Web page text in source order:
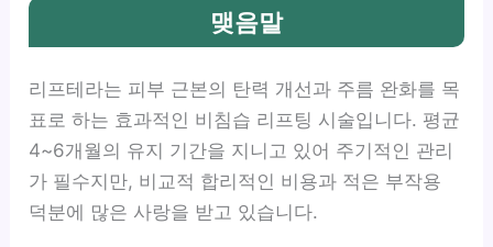
맺음말
리프테라는 피부 근본의 탄력 개선과 주름 완화를 목
표로 하는 효과적인 비침습 리프팅 시술입니다. 평균
4~6개월의 유지 기간을 지니고 있어 주기적인 관리
가 필수지만, 비교적 합리적인 비용과 적은 부작용
덕분에 많은 사랑을 받고 있습니다.